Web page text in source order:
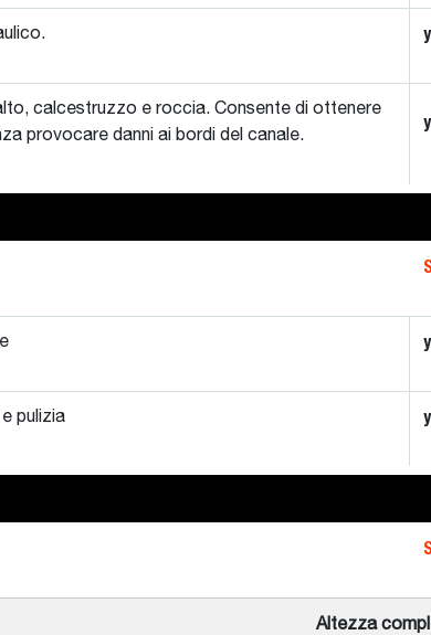
calcestruzzo e roccia. Consente di ottenere
provocare danni ai bordi del canale.
pulizia
Altezza